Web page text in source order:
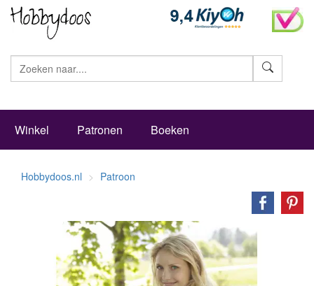
Winkel Patronen Boeken
Hobbydoos.nl Patroon